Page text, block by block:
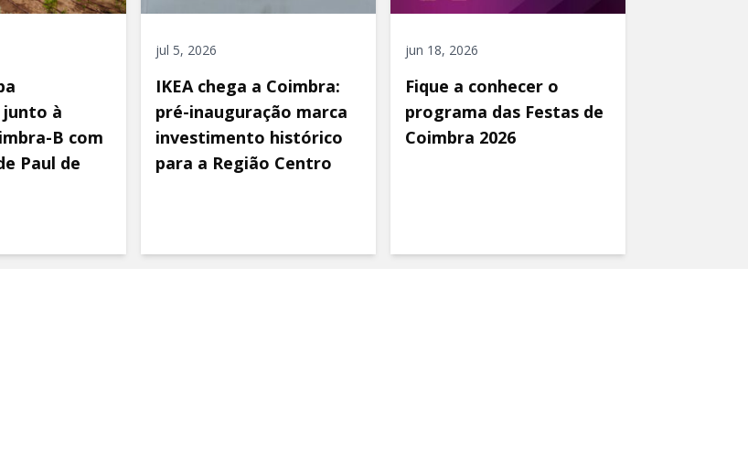
junto à
B com
Paul de
jul 5, 2026
IKEA chega a Coimbra:
pré-inauguração marca
investimento histórico
para a Região Centro
jun 18, 2026
Fique a conhecer o
programa das Festas de
Coimbra 2026